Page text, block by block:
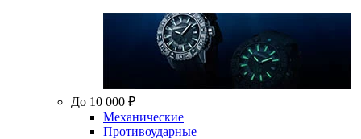
До 10 000 ₽
Механические
Противоударные